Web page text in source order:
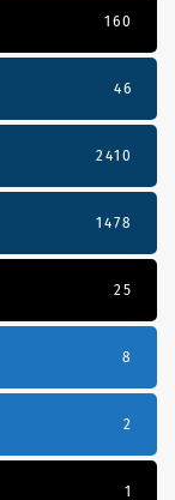
160
46
2410
1478
25
8
2
1